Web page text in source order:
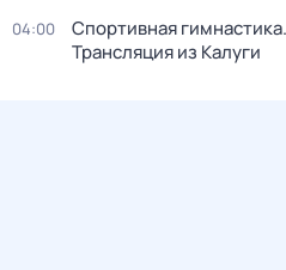
04:00
Спортивная
Трансляция из Калуги